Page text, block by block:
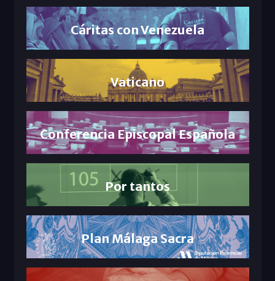
Cáritas con Venezuela
Vaticano
Conferencia Episcopal Española
Por tantos
Plan Málaga Sacra